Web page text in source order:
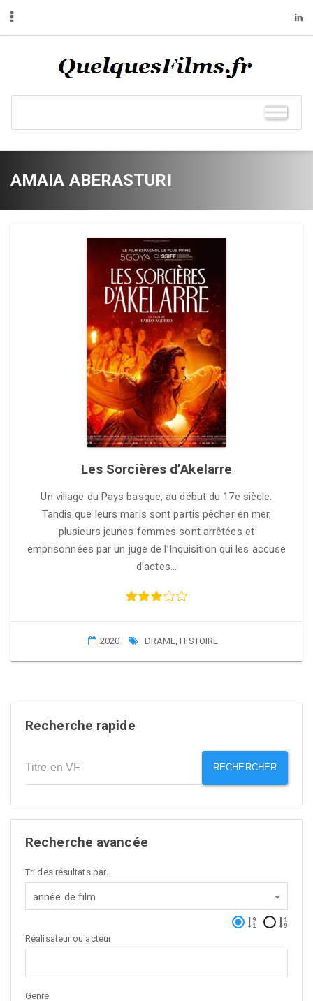
AMAIA ABERASTURI
Les Sorcières d’Akelarre
Un village du Pays basque, au début du 17e siècle.
Tandis que leurs maris sont partis pêcher en mer,
plusieurs jeunes femmes sont arrêtées et
emprisonnées par un juge de l’Inquisition qui les accuse
d’actes…
2020 DRAME,HISTOIRE
Recherche rapide
RECHERCHER
Recherche avancée
Tri des résultats par...
année de film
Réalisateur ou acteur
Genre